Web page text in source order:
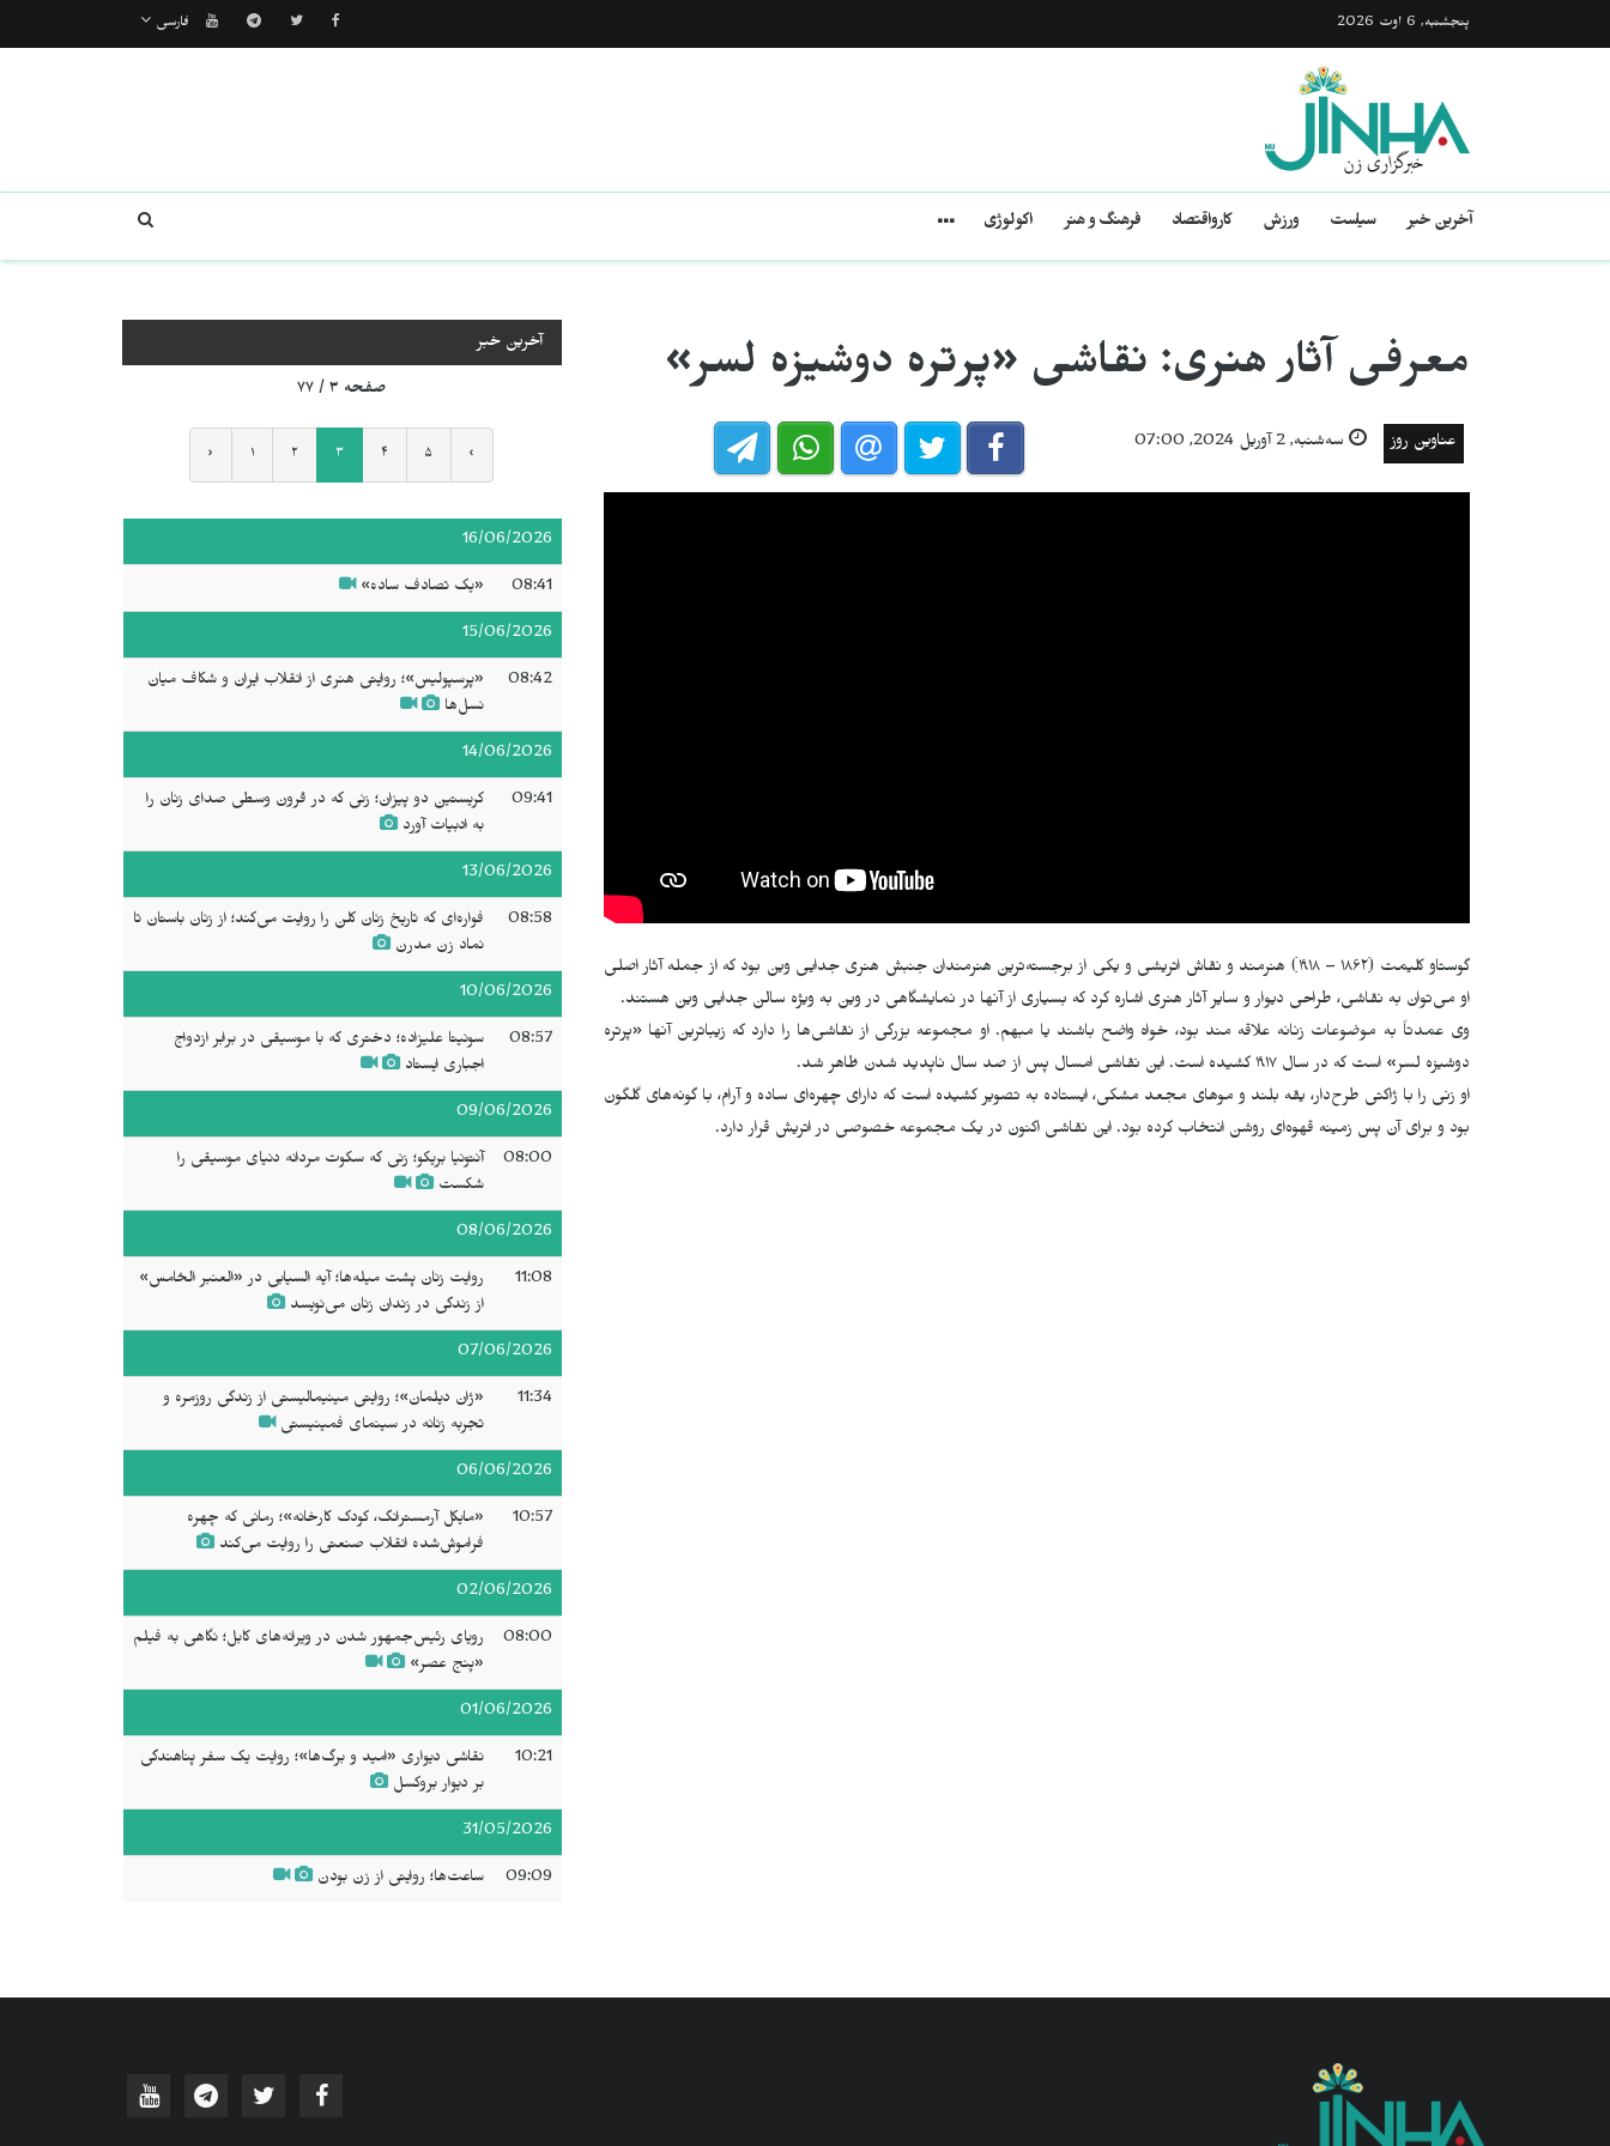
پنجشنبه, 6 اوت 2026 فارسی
آخرین خبر سیاست ورزش کارواقتصاد فرهنگ و هنر اکولوژی
معرفی آثار هنری: نقاشی «پرتره دوشیزه لسر»
عناوین روز سه‌شنبه, 2 آوریل 2024, 07:00
گوستاو کلیمت (١٨۶٢ – ١٩١٨) هنرمند و نقاش اتریشی و یکی از برجسته‌ترین هنرمندان جنبش هنری جدایی وین بود که از جمله آثار اصلی
او می‌توان به نقاشی، طراحی دیوار و سایر آثار هنری اشاره کرد که بسیاری از آنها در نمایشگاهی در وین به ویژه سالن جدایی وین هستند.
وی عمدتاً به موضوعات زنانه علاقه مند بود، خواه واضح باشند یا مبهم. او مجموعه بزرگی از نقاشی‌ها را دارد که زیباترین آنها «پرتره
دوشیزه لسر» است که در سال ١٩١٧ کشیده است. این نقاشی امسال پس از صد سال ناپدید شدن ظاهر شد.
او زنی را با ژاکتی طرح‌دار، یقه بلند و موهای مجعد مشکی، ایستاده به تصویر کشیده است که دارای چهره‌ای ساده و آرام، با گونه‌های گلگون
بود و برای آن پس زمینه قهوه‌ای روشن انتخاب کرده بود. این نقاشی اکنون در یک مجموعه خصوصی در اتریش قرار دارد.
آخرین خبر
صفحه ۳ / ۷۷
‹ ۱ ۲ ۳ ۴ ۵ ›
16/06/2026
08:41 «یک تصادف ساده»
15/06/2026
08:42
«پرسپولیس»؛ روایتی هنری از انقلاب ایران و شکاف میان
نسل‌ها
14/06/2026
09:41
کریستین دو پیزان؛ زنی که در قرون وسطی صدای زنان را
به ادبیات آورد
13/06/2026
08:58
فواره‌ای که تاریخ زنان کلن را روایت می‌کند؛ از زنان باستان تا
نماد زن مدرن
10/06/2026
08:57
سونیتا علیزاده؛ دختری که با موسیقی در برابر ازدواج
اجباری ایستاد
09/06/2026
08:00
آنتونیا بریکو؛ زنی که سکوت مردانه دنیای موسیقی را
شکست
08/06/2026
11:08
روایت زنان پشت میله‌ها؛ آیه السیابی در «العنبر الخامس»
از زندگی در زندان زنان می‌نویسد
07/06/2026
11:34
«ژان دیلمان»؛ روایتی مینیمالیستی از زندگی روزمره و
تجربه زنانه در سینمای فمینیستی
06/06/2026
10:57
«مایکل آرمسترانگ، کودک کارخانه»؛ رمانی که چهره
فراموش‌شده انقلاب صنعتی را روایت می‌کند
02/06/2026
08:00
رویای رئیس‌جمهور شدن در ویرانه‌های کابل؛ نگاهی به فیلم
«پنج عصر»
01/06/2026
10:21
نقاشی دیواری «امید و برگ‌ها»؛ روایت یک سفر پناهندگی
بر دیوار بروکسل
31/05/2026
09:09 ساعت‌ها؛ روایتی از زن بودن